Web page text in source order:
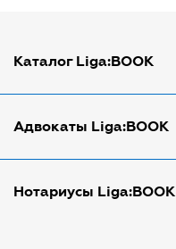
Каталог Liga:BOOK
Адвокат по трудовым спорам
Арбитражный управляющий
Адвокаты Liga:BOOK
Адвокаты в Днепре
Нотариусы Liga:BOOK